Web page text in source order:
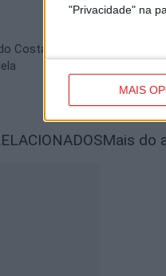
"Privacidade" na
MAIS
Costa está de regresso para
Mais do